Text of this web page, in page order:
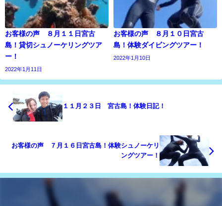
お客様の声 ８月１１日宮古
島！貸切シュノーケリングツア
ー！
2022年1月11日
お客様の声 ８月１０日宮古
島！体験ダイビングツアー！
2022年1月10日
１１月２３日 宮古島！体験日記！
お客様の声 ７月１６日宮古島！体験シュノーケリ
ングツアー！